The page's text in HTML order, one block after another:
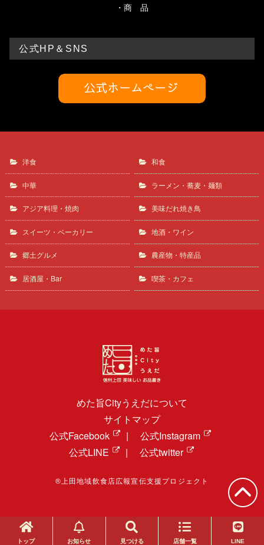
トップ お知らせ 見つける 店舗一覧 LINE
・商 品
公式HP＆SNS
洋食 和食
中華 ラーメン・蕎麦・麺類
アジア料理・焼肉 美味だれ焼き鳥
スイーツ・ベーカリー 地酒・ワイン
郷土グルメ 農産物・特産品
居酒屋・Bar 喫茶・カフェ
めた旨Cityうえだについて
サイトマップ
公式Facebook
| 公式Instagram
公式LINE
| 公式twitter
®上田地域飲食店広報宣伝支援プロジェクト